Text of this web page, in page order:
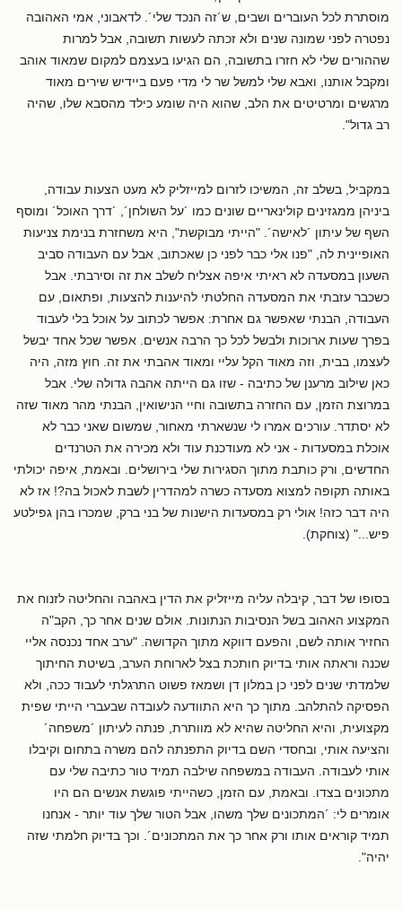
מוסתרת לכל העוברים ושבים, ש´זה הנכד שלי´. לדאבוני, אמי האהובה
נפטרה לפני שמונה שנים ולא זכתה לעשות תשובה, אבל למרות
שההורים שלי לא חזרו בתשובה, הם הגיעו בעצמם למקום שמאוד אוהב
ומקבל אותנו, ואבא שלי למשל שר לי מדי פעם ביידיש שירים מאוד
מרגשים ומרטיטים את הלב, שהוא היה שומע כילד מהסבא שלו, שהיה
רב גדול".
במקביל, בשלב זה, המשיכו לזרום למייזליק לא מעט הצעות עבודה,
ביניהן ממגזינים קולינאריים שונים כמו ´על השולחן´, ´דרך האוכל´ ומוסף
השף של עיתון ´לאישה´. "הייתי מבוקשת", היא משחזרת בנימת צניעות
האופיינית לה, "פנו אלי כבר לפני כן שאכתוב, אבל עם העבודה סביב
השעון במסעדה לא ראיתי איפה אצליח לשלב את זה וסירבתי. אבל
כשכבר עזבתי את המסעדה החלטתי להיענות להצעות, ופתאום, עם
העבודה, הבנתי שאפשר גם אחרת: אפשר לכתוב על אוכל בלי לעבוד
בפרך שעות ארוכות ולבשל לכל כך הרבה אנשים. אפשר שכל אחד יבשל
לעצמו, בבית, וזה מאוד הקל עליי ומאוד אהבתי את זה. חוץ מזה, היה
כאן שילוב מרענן של כתיבה - שזו גם הייתה אהבה גדולה שלי. אבל
במרוצת הזמן, עם החזרה בתשובה וחיי הנישואין, הבנתי מהר מאוד שזה
לא יסתדר. עורכים אמרו לי שנשארתי מאחור, שמשום שאני כבר לא
אוכלת במסעדות - אני לא מעודכנת עוד ולא מכירה את הטרנדים
החדשים, ורק כותבת מתוך הסגירות שלי בירושלים. ובאמת, איפה יכולתי
באותה תקופה למצוא מסעדה כשרה למהדרין לשבת לאכול בה?! אז לא
היה דבר כזה! אולי רק במסעדות הישנות של בני ברק, שמכרו בהן גפילטע
פיש..." (צוחקת).
בסופו של דבר, קיבלה עליה מייזליק את הדין באהבה והחליטה לזנוח את
המקצוע האהוב בשל הנסיבות הנתונות. אולם שנים אחר כך, הקב"ה
החזיר אותה לשם, והפעם דווקא מתוך הקדושה. "ערב אחד נכנסה אליי
שכנה וראתה אותי בדיוק חותכת בצל לארוחת הערב, בשיטת החיתוך
שלמדתי שנים לפני כן במלון דן ושמאז פשוט התרגלתי לעבוד ככה, ולא
הפסיקה להתלהב. מתוך כך היא התוודעה לעובדה שבעברי הייתי שפית
מקצועית, והיא החליטה שהיא לא מוותרת, פנתה לעיתון ´משפחה´
והציעה אותי, ובחסדי השם בדיוק התפנתה להם משרה בתחום וקיבלו
אותי לעבודה. העבודה במשפחה שילבה תמיד טור כתיבה שלי עם
מתכונים בצדו. ובאמת, עם הזמן, כשהייתי פוגשת אנשים הם היו
אומרים לי: ´המתכונים שלך משהו, אבל הטור שלך עוד יותר - אנחנו
תמיד קוראים אותו ורק אחר כך את המתכונים´. וכך בדיוק חלמתי שזה
יהיה".